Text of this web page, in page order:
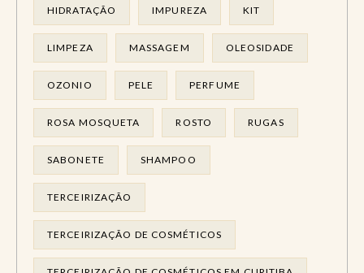
HIDRATAÇÃO IMPUREZA KIT
LIMPEZA MASSAGEM OLEOSIDADE
OZONIO PELE PERFUME
ROSA MOSQUETA ROSTO RUGAS
SABONETE SHAMPOO
TERCEIRIZAÇÃO
TERCEIRIZAÇÃO DE COSMÉTICOS